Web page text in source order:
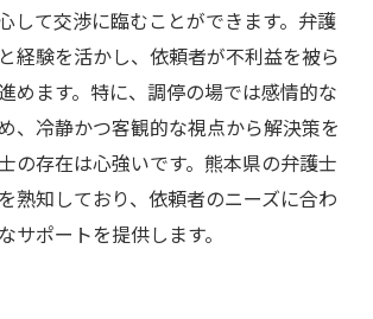
して交渉に臨むことができます。弁護
経験を活かし、依頼者が不利益を被ら
めます。特に、調停の場では感情的な
、冷静かつ客観的な視点から解決策を
の存在は心強いです。熊本県の弁護士
熟知しており、依頼者のニーズに合わ
サポートを提供します。